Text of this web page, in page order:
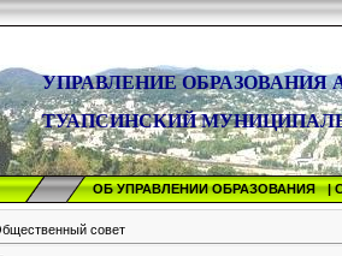
УПРАВЛЕНИЕ
ТУАПСИНСКИЙ
ОБ УПРАВЛЕНИИ ОБРАЗОВАНИЯ |
совет